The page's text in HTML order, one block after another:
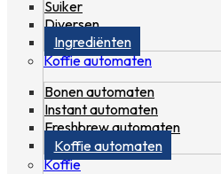
Suiker
Diversen
Ingrediënten
Koffie automaten
Bonen automaten
Instant automaten
Freshbrew automaten
Koffie automaten
Koffie